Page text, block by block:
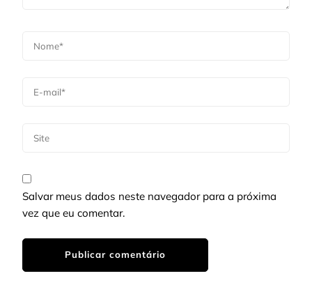
Salvar meus dados neste navegador para a próxima
vez que eu comentar.